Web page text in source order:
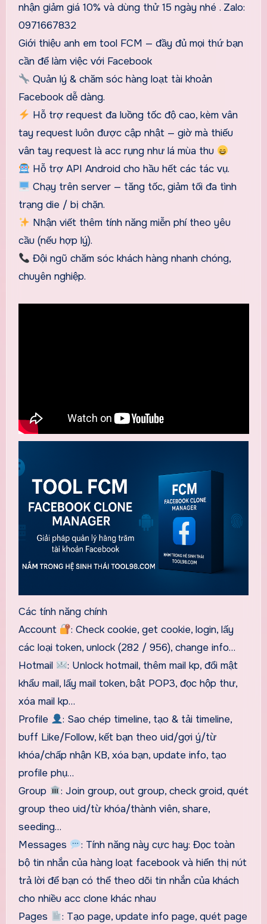
nhận giảm giá 10% và dùng thử 15 ngày nhé . Zalo:
0971667832
Giới thiệu anh em tool FCM — đầy đủ mọi thứ bạn
cần để làm việc với Facebook
Quản lý & chăm sóc hàng loạt tài khoản
Facebook dễ dàng.
Hỗ trợ request đa luồng tốc độ cao, kèm vân
tay request luôn được cập nhật — giờ mà thiếu
vân tay request là acc rụng như lá mùa thu
Hỗ trợ API Android cho hầu hết các tác vụ.
Chạy trên server — tăng tốc, giảm tối đa tình
trạng die / bị chặn.
Nhận viết thêm tính năng miễn phí theo yêu
cầu (nếu hợp lý).
Đội ngũ chăm sóc khách hàng nhanh chóng,
chuyên nghiệp.
Các tính năng chính
Account
: Check cookie, get cookie, login, lấy
các loại token, unlock (282 / 956), change info…
Hotmail
: Unlock hotmail, thêm mail kp, đổi mật
khẩu mail, lấy mail token, bật POP3, đọc hộp thư,
xóa mail kp…
Profile
: Sao chép timeline, tạo & tải timeline,
buff Like/Follow, kết bạn theo uid/gợi ý/từ
khóa/chấp nhận KB, xóa bạn, update info, tạo
profile phụ…
Group
: Join group, out group, check groid, quét
group theo uid/từ khóa/thành viên, share,
seeding…
Messages
: Tính năng này cực hay: Đọc toàn
bộ tin nhắn của hàng loạt facebook và hiển thị nút
trả lời để bạn có thể theo dõi tin nhắn của khách
cho nhiều acc clone khác nhau
Pages
: Tạo page, update info page, quét page